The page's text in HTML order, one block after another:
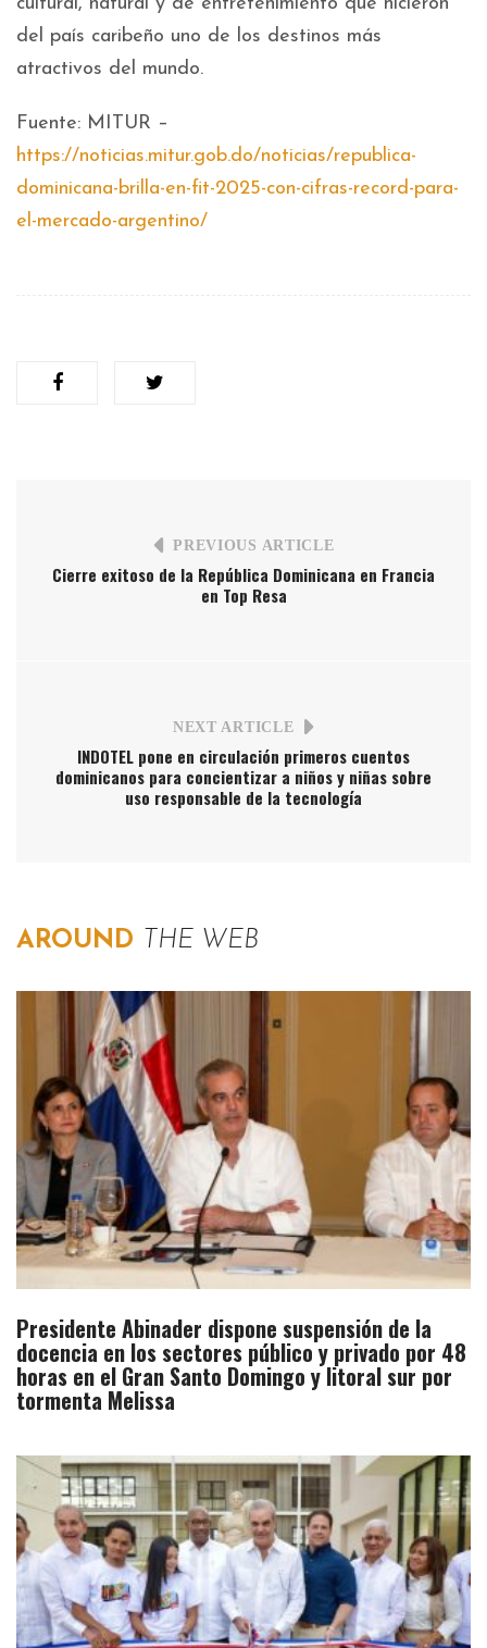
del país caribeño uno de los destinos más
atractivos del mundo.
Fuente: MITUR –
https://noticias.mitur.gob.do/noticias/republica-
dominicana-brilla-en-fit-2025-con-cifras-record-para-
el-mercado-argentino/
PREVIOUS ARTICLE
Cierre exitoso de la República Dominicana en Francia
en Top Resa
NEXT ARTICLE
INDOTEL pone en circulación primeros cuentos
dominicanos para concientizar a niños y niñas sobre
uso responsable de la tecnología
AROUND THE WEB
Presidente Abinader dispone suspensión de la
docencia en los sectores público y privado por 48
horas en el Gran Santo Domingo y litoral sur por
tormenta Melissa